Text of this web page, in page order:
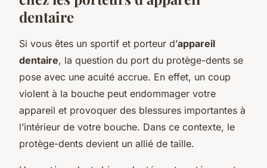
dentaire
Si vous êtes un sportif et porteur d’appareil
dentaire, la question du port du protège-dents se
pose avec une acuité accrue. En effet, un coup
violent à la bouche peut endommager votre
appareil et provoquer des blessures importantes à
l’intérieur de votre bouche. Dans ce contexte, le
protège-dents devient un allié de taille.